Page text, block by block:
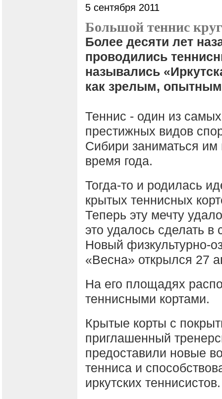
5 сентября 2011
Большой теннис
Более десяти лет
проводились
назывались
как зрелым,
Теннис - один из
престижных видов
Сибири заниматься
время года.
Тогда-то и родилась
крытых теннисных
Теперь эту мечту
это удалось сделать
Новый физкультурно-
«Весна» открылся 27
На его площадях
теннисными кортами.
Крытые корты с
приглашенный
предоставили новые
тенниса и
иркутских теннисистов.